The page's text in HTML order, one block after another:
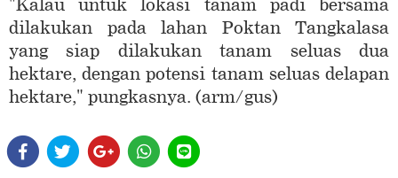
"Kalau untuk lokasi tanam padi bersama
dilakukan pada lahan Poktan Tangkalasa
yang siap dilakukan tanam seluas dua
hektare, dengan potensi tanam seluas delapan
hektare," pungkasnya. (arm/gus)